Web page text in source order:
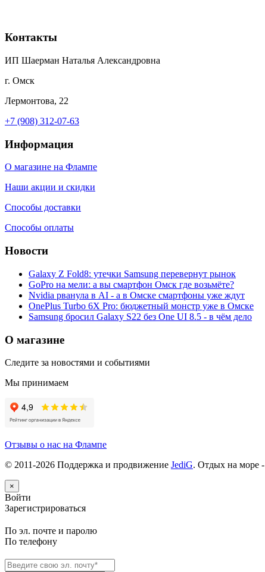
Контакты
ИП Шаерман Наталья Александровна
г. Омск
Лермонтова, 22
+7 (908) 312-07-63
Информация
О магазине на Флампе
Наши акции и скидки
Способы доставки
Способы оплаты
Новости
Galaxy Z Fold8: утечки Samsung перевернут рынок
GoPro на мели: а вы смартфон Омск где возьмёте?
Nvidia рванула в AI - а в Омске смартфоны уже ждут
OnePlus Turbo 6X Pro: бюджетный монстр уже в Омске
Samsung бросил Galaxy S22 без One UI 8.5 - в чём дело
О магазине
Следите за новостями и событиями
Мы принимаем
Отзывы о нас на Флампе
© 2011-2026 Поддержка и продвижение JediG. Отдых на море -
×
Войти
Зарегистрироваться
По эл. почте и паролю
По телефону